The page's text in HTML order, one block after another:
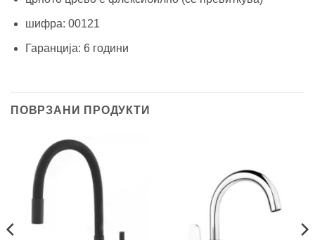
шифра: 00121
Гаранција: 6 години
ПОВРЗАНИ ПРОДУКТИ